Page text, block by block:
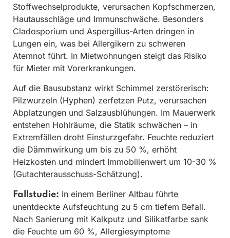
Stoffwechselprodukte, verursachen Kopfschmerzen,
Hautausschläge und Immunschwäche. Besonders
Cladosporium und Aspergillus-Arten dringen in
Lungen ein, was bei Allergikern zu schweren
Atemnot führt. In Mietwohnungen steigt das Risiko
für Mieter mit Vorerkrankungen.
Auf die Bausubstanz wirkt Schimmel zerstörerisch:
Pilzwurzeln (Hyphen) zerfetzen Putz, verursachen
Abplatzungen und Salzausblühungen. Im Mauerwerk
entstehen Hohlräume, die Statik schwächen – in
Extremfällen droht Einsturzgefahr. Feuchte reduziert
die Dämmwirkung um bis zu 50 %, erhöht
Heizkosten und mindert Immobilienwert um 10-30 %
(Gutachterausschuss-Schätzung).
Fallstudie: In einem Berliner Altbau führte
unentdeckte Aufsfeuchtung zu 5 cm tiefem Befall.
Nach Sanierung mit Kalkputz und Silikatfarbe sank
die Feuchte um 60 %, Allergiesymptome